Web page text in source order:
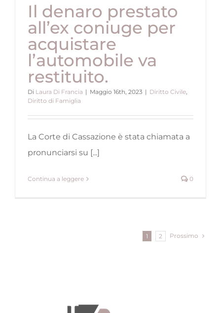
Il denaro prestato
all’ex coniuge per
acquistare
l’automobile va
restituito.
Di Laura Di Francia | Maggio 16th, 2023 | Diritto Civile
Diritto di Famiglia
La Corte di Cassazione è stata chiamata a
pronunciarsi su [...]
Continua a leggere 0
1 2 Prossimo